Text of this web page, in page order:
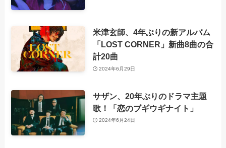
米津玄師、4年ぶりの新アルバム
「LOST CORNER」新曲8曲の合
計20曲
2024年6月29日
サザン、20年ぶりのドラマ主題
歌！「恋のブギウギナイト」
2024年6月24日